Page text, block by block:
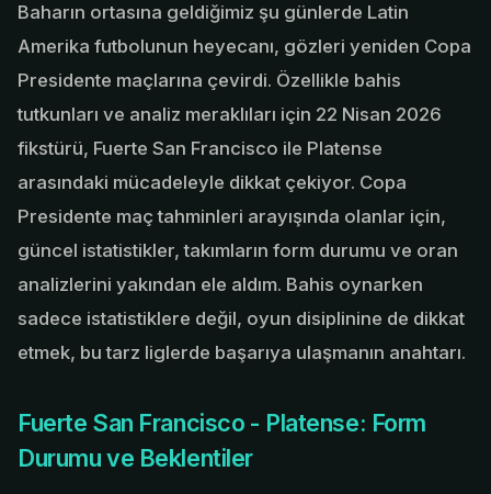
Baharın ortasına geldiğimiz şu günlerde Latin
Amerika futbolunun heyecanı, gözleri yeniden Copa
Presidente maçlarına çevirdi. Özellikle bahis
tutkunları ve analiz meraklıları için 22 Nisan 2026
fikstürü, Fuerte San Francisco ile Platense
arasındaki mücadeleyle dikkat çekiyor. Copa
Presidente maç tahminleri arayışında olanlar için,
güncel istatistikler, takımların form durumu ve oran
analizlerini yakından ele aldım. Bahis oynarken
sadece istatistiklere değil, oyun disiplinine de dikkat
etmek, bu tarz liglerde başarıya ulaşmanın anahtarı.
Fuerte San Francisco - Platense: Form
Durumu ve Beklentiler